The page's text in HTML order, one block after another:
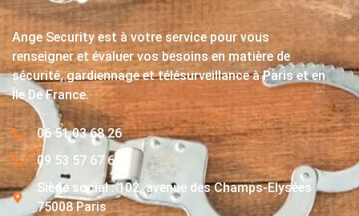
Ange Security est à votre service pour vous
renseigner et évaluer vos besoins en matière de
sécurité, gardiennage et télésurveillance à Paris et en
Île De France.
06 51 03 68 26
09 53 57 67 63
Siège social : 102, avenue des Champs-Elysées
75008 Paris